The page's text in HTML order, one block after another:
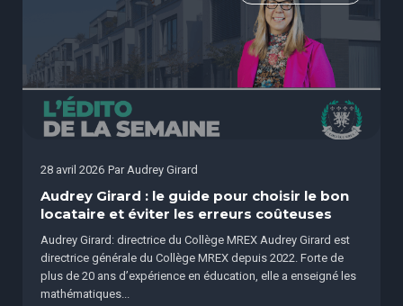
28 avril 2026 Par Audrey Girard
Audrey Girard : le guide pour choisir le bon
locataire et éviter les erreurs coûteuses
Audrey Girard: directrice du Collège MREX Audrey Girard est
directrice générale du Collège MREX depuis 2022. Forte de
plus de 20 ans d’expérience en éducation, elle a enseigné les
mathématiques...